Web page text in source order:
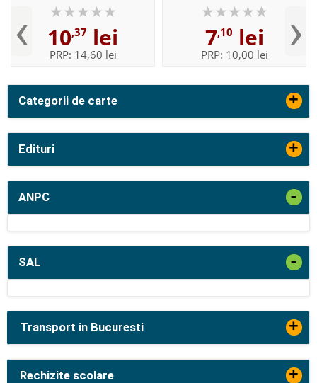
Categorii de carte +
Edituri +
ANPC -
SAL -
‹ 10,37 lei
PRP: 14,60 lei
7,10 lei
PRP: 10,00 lei ›
Transport in Bucuresti +
Rechizite scolare +